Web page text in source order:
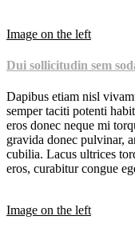
Image on the left
Dui sollicitudin sem
Dapibus etiam nisl
semper taciti potenti
eros donec neque mi
gravida donec pulvinar,
cubilia. Lacus ultrices
eros, curabitur congue
Image on the left